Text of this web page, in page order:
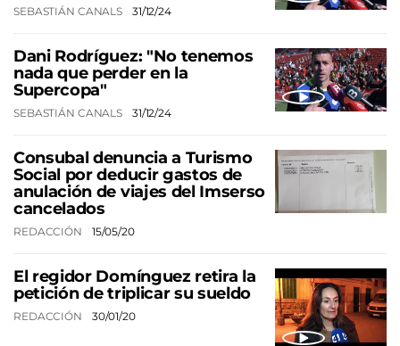
SEBASTIÁN CANALS 31/12/24
Dani Rodríguez: "No tenemos
nada que perder en la
Supercopa"
SEBASTIÁN CANALS 31/12/24
Consubal denuncia a Turismo
Social por deducir gastos de
anulación de viajes del Imserso
cancelados
REDACCIÓN 15/05/20
El regidor Domínguez retira la
petición de triplicar su sueldo
REDACCIÓN 30/01/20